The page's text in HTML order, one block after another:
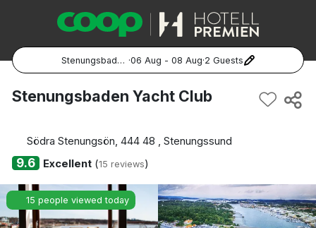
Stenungsbaden Yacht Club ·06 Aug - 08 Aug·2 Guests
Popular Destinations:
Göteborg
Malmö
Stenungsbaden Yacht Club
Södra Stenungsön, 444 48 , Stenungssund
9.6 Excellent(15 reviews)
15 people viewed today